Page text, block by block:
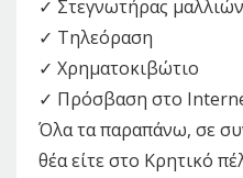
✓ Στεγνωτήρας μαλλιών
✓ Τηλεόραση
✓ Χρηματοκιβώτιο
✓ Πρόσβαση στο
Όλα τα παραπάνω, σε
θέα είτε στο Κρητικό